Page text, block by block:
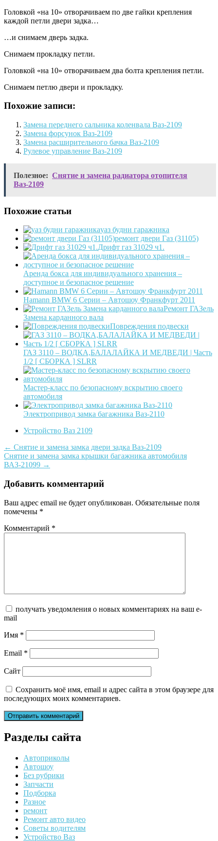
Головкой «на 10» отворачиваем по две гайки крепления
каждой петли двери задка…
…и снимаем дверь задка.
Снимаем прокладку петли.
Головкой «на 10» отворачиваем два болта крепления петли.
Снимаем петлю двери и прокладку.
Похожие записи:
Замена переднего сальника коленвала Ваз-2109
Замена форсунок Ваз-2109
Замена расширительного бачка Ваз-2109
Рулевое управление Ваз-2109
Полезное: Снятие и замена радиатора отопителя
Ваз-2109
Похожие статьи
уаз будни гаражника
ремонт двери Газ (31105)
Дрифт газ 31029 ч1.
Аренда бокса для индивидуального хранения –
доступное и безопасное решение
Hamann BMW 6 Серии – Автошоу Франкфурт 2011
Ремонт ГАЗель
Замена карданного вала
Повреждения подвески
ГАЗ 3110 – ВОДКА,БАЛАЛАЙКА И МЕДВЕДИ | Часть
1/2 [ СБОРКА ] SLRR
Мастер-класс по безопасному вскрытию своего
автомобиля
Электропривод замка багажника Ваз-2110
Устройство Ваз 2109
Post
navigation
← Снятие и замена замка двери задка Ваз-2109
Снятие и замена замка крышки багажника автомобиля
ВАЗ-21099 →
Добавить комментарий
Ваш адрес email не будет опубликован. Обязательные поля
помечены *
Комментарий *
получать уведомления о новых комментариях на ваш e-
mail
Имя *
Email *
Сайт
Сохранить моё имя, email и адрес сайта в этом браузере для
последующих моих комментариев.
Разделы сайта
Автоприколы
Автошоу
Без рубрики
Запчасти
Подборка
Разное
ремонт
Ремонт авто видео
Советы водителям
Устройство Ваз